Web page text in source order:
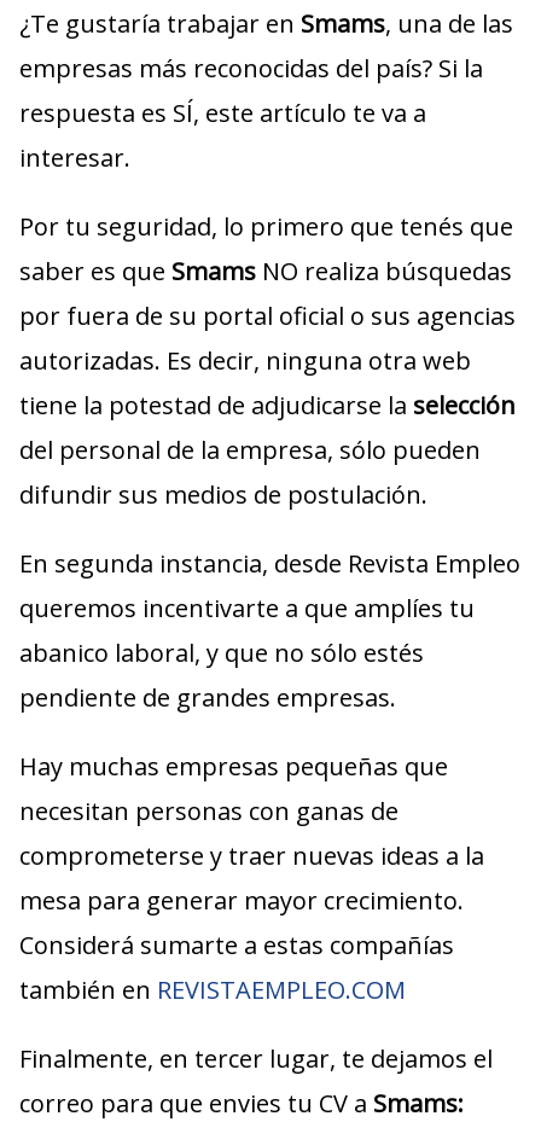
¿Te gustaría trabajar en Smams, una de las
empresas más reconocidas del país? Si la
respuesta es SÍ, este artículo te va a
interesar.
Por tu seguridad, lo primero que tenés que
saber es que Smams NO realiza búsquedas
por fuera de su portal oficial o sus agencias
autorizadas. Es decir, ninguna otra web
tiene la potestad de adjudicarse la selección
del personal de la empresa, sólo pueden
difundir sus medios de postulación.
En segunda instancia, desde Revista Empleo
queremos incentivarte a que amplíes tu
abanico laboral, y que no sólo estés
pendiente de grandes empresas.
Hay muchas empresas pequeñas que
necesitan personas con ganas de
comprometerse y traer nuevas ideas a la
mesa para generar mayor crecimiento.
Considerá sumarte a estas compañías
también en REVISTAEMPLEO.COM
Finalmente, en tercer lugar, te dejamos el
correo para que envies tu CV a Smams: